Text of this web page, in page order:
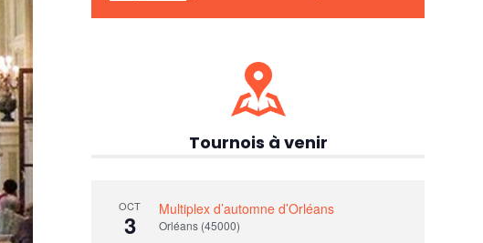
Tournois à venir
OCT
3
Multiplex d’automne d’Orléans
Orléans (45000)